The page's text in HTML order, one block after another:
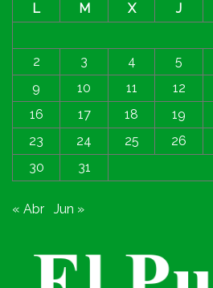
L
M X J
2
3 4 5
9
10 11 12
16
17 18 19
23
24 25 26
30
31
« Abr Jun »